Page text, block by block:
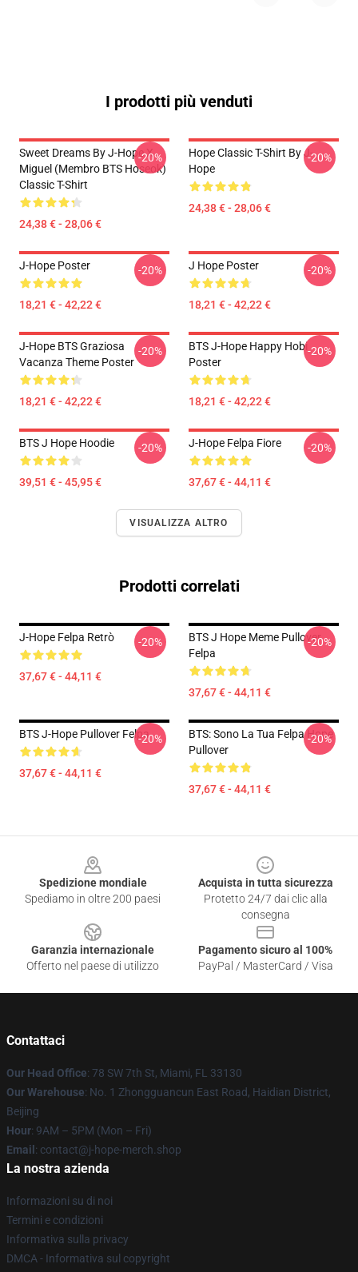
I prodotti più venduti
Sweet Dreams By J-Hope X
Miguel (membro BTS Hoseok)
Classic T-Shirt
24,38 € - 28,06 €
-20%
Hope Classic T-Shirt By J-
Hope
24,38 € - 28,06 €
-20%
J-Hope Poster
18,21 € - 42,22 €
-20% J Hope Poster
18,21 € - 42,22 €
-20%
J-Hope BTS Graziosa
Vacanza Theme Poster
18,21 € - 42,22 €
-20%
BTS J-Hope Happy Hobi
Poster
18,21 € - 42,22 €
-20%
BTS J Hope Hoodie
39,51 € - 45,95 €
-20% J-Hope Felpa Fiore
37,67 € - 44,11 €
-20%
VISUALIZZA ALTRO
Prodotti correlati
J-Hope Felpa Retrò
37,67 € - 44,11 €
-20%
BTS J Hope Meme Pullover
Felpa
37,67 € - 44,11 €
-20%
BTS J-Hope Pullover Felpa
37,67 € - 44,11 €
-20%
BTS: Sono La Tua Felpa Hope
Pullover
37,67 € - 44,11 €
-20%
Spedizione mondiale
Spediamo in oltre 200 paesi
Acquista in tutta sicurezza
Protetto 24/7 dai clic alla
consegna
Garanzia internazionale
Offerto nel paese di utilizzo
Pagamento sicuro al 100%
PayPal / MasterCard / Visa
Contattaci
Our Head Office: 78 SW 7th St, Miami, FL 33130
Our Warehouse: No. 1 Zhongguancun East Road, Haidian District,
Beijing
Hour: 9AM – 5PM (Mon – Fri)
Email : contact@j-hope-merch.shop
La nostra azienda
Informazioni su di noi
Termini e condizioni
Informativa sulla privacy
DMCA - Informativa sul copyright